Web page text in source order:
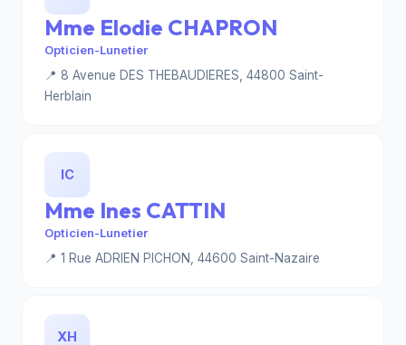
Mme Elodie CHAPRON
Opticien-Lunetier
📍 8 Avenue DES THEBAUDIERES, 44800 Saint-
Herblain
IC
Mme Ines CATTIN
Opticien-Lunetier
📍 1 Rue ADRIEN PICHON, 44600 Saint-Nazaire
XH